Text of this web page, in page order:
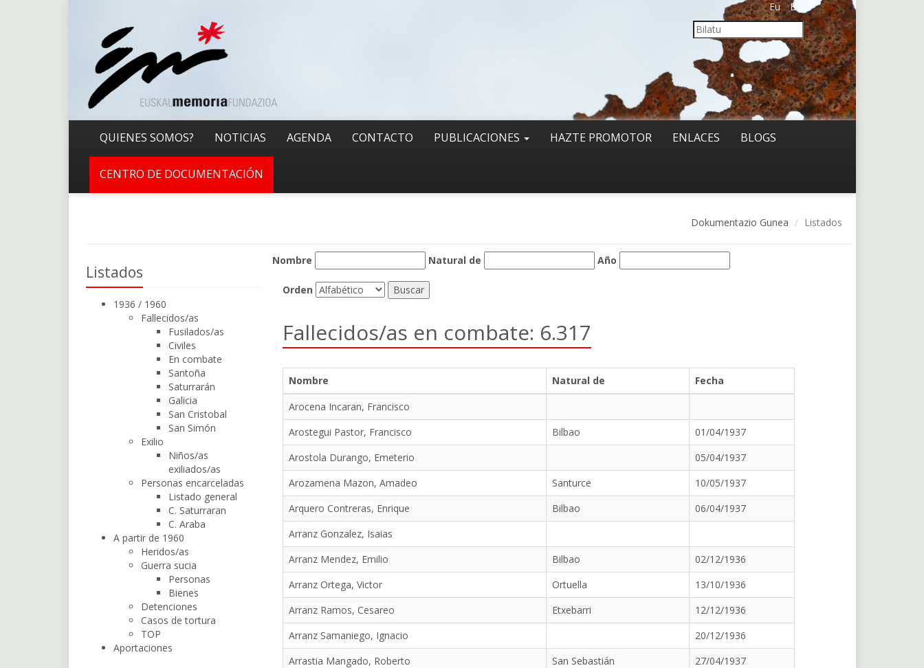
Eu Es
QUIENES SOMOS? NOTICIAS AGENDA CONTACTO PUBLICACIONES HAZTE PROMOTOR ENLACES BLOGS
CENTRO DE DOCUMENTACIÓN
Dokumentazio Gunea Listados
Listados
1936 / 1960
Fallecidos/as
Fusilados/as
Civiles
En combate
Santoña
Saturrarán
Galicia
San Cristobal
San Simón
Exilio
Niños/as
exiliados/as
Personas encarceladas
Listado general
C. Saturraran
C. Araba
A partir de 1960
Heridos/as
Guerra sucia
Personas
Bienes
Detenciones
Casos de tortura
TOP
Aportaciones
Nombre Natural de Año
Orden
Fallecidos/as en combate: 6.317
Nombre Natural de
Fecha
Arocena Incaran, Francisco
Arostegui Pastor, Francisco
Bilbao
01/04/1937
Arostola Durango, Emeterio
05/04/1937
Arozamena Mazon, Amadeo
Santurce
10/05/1937
Arquero Contreras, Enrique
Bilbao
06/04/1937
Arranz Gonzalez, Isaias
Arranz Mendez, Emilio
Bilbao
02/12/1936
Arranz Ortega, Victor
Ortuella
13/10/1936
Arranz Ramos, Cesareo
Etxebarri
12/12/1936
Arranz Samaniego, Ignacio
20/12/1936
Arrastia Mangado, Roberto
San Sebastián
27/04/1937